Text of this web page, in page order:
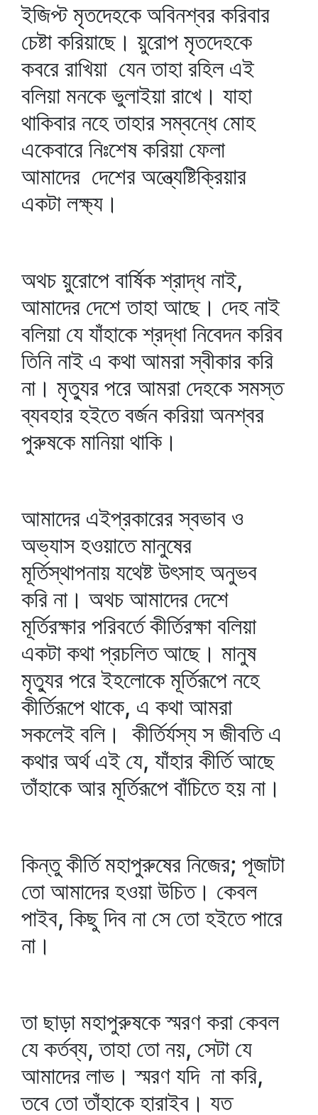
ইজিপ্ট মৃতদেহকে অবিনশ্বর করিবার
চেষ্টা করিয়াছে। য়ুরোপ মৃতদেহকে
কবরে রাখিয়া যেন তাহা রহিল এই
বলিয়া মনকে ভুলাইয়া রাখে। যাহা
থাকিবার নহে তাহার সম্বন্ধে মোহ
একেবারে নিঃশেষ করিয়া ফেলা
আমাদের দেশের অন্ত্যেষ্টিক্রিয়ার
একটা লক্ষ্য।
অথচ য়ুরোপে বার্ষিক শ্রাদ্ধ নাই,
আমাদের দেশে তাহা আছে। দেহ নাই
বলিয়া যে যাঁহাকে শ্রদ্ধা নিবেদন করিব
তিনি নাই এ কথা আমরা স্বীকার করি
না। মৃত্যুর পরে আমরা দেহকে সমস্ত
ব্যবহার হইতে বর্জন করিয়া অনশ্বর
পুরুষকে মানিয়া থাকি।
আমাদের এইপ্রকারের স্বভাব ও
অভ্যাস হওয়াতে মানুষের
মূর্তিস্থাপনায় যথেষ্ট উৎসাহ অনুভব
করি না। অথচ আমাদের দেশে
মূর্তিরক্ষার পরিবর্তে কীর্তিরক্ষা বলিয়া
একটা কথা প্রচলিত আছে। মানুষ
মৃত্যুর পরে ইহলোকে মূর্তিরূপে নহে
কীর্তিরূপে থাকে, এ কথা আমরা
সকলেই বলি। কীর্তির্যস্য স জীবতি এ
কথার অর্থ এই যে, যাঁহার কীর্তি আছে
তাঁহাকে আর মূর্তিরূপে বাঁচিতে হয় না।
কিন্তু কীর্তি মহাপুরুষের নিজের; পূজাটা
তো আমাদের হওয়া উচিত। কেবল
পাইব, কিছু দিব না সে তো হইতে পারে
না।
তা ছাড়া মহাপুরুষকে স্মরণ করা কেবল
যে কর্তব্য, তাহা তো নয়, সেটা যে
আমাদের লাভ। স্মরণ যদি না করি,
তবে তো তাঁহাকে হারাইব। যত